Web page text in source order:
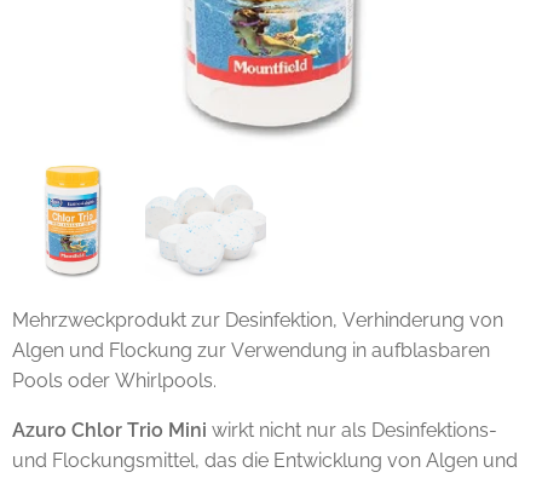
Mehrzweckprodukt zur Desinfektion, Verhinderung von
Algen und Flockung zur Verwendung in aufblasbaren
Pools oder Whirlpools.
Azuro Chlor Trio Mini wirkt nicht nur als Desinfektions-
und Flockungsmittel, das die Entwicklung von Algen und